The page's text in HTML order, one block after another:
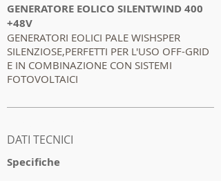
GENERATORE EOLICO SILENTWIND 400
+48V
GENERATORI EOLICI PALE WISHSPER
SILENZIOSE,PERFETTI PER L'USO OFF-GRID
E IN COMBINAZIONE CON SISTEMI
FOTOVOLTAICI
DATI TECNICI
Specifiche